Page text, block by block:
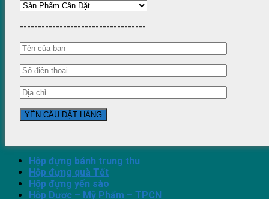
-----------------------------------
Hộp đựng bánh trung thu
Hộp đựng quà Tết
Hộp đựng yến sào
Hộp Dược – Mỹ Phẩm – TPCN